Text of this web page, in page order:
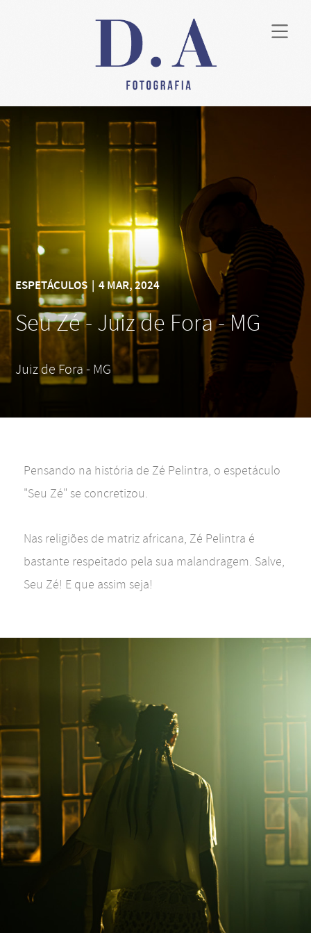
ESPETÁCULOS |4 MAR, 2024
Seu Zé - Juiz de Fora - MG
Juiz de Fora - MG
Pensando na história de Zé Pelintra, o espetáculo
"Seu Zé" se concretizou.
Nas religiões de matriz africana, Zé Pelintra é
bastante respeitado pela sua malandragem. Salve,
Seu Zé! E que assim seja!